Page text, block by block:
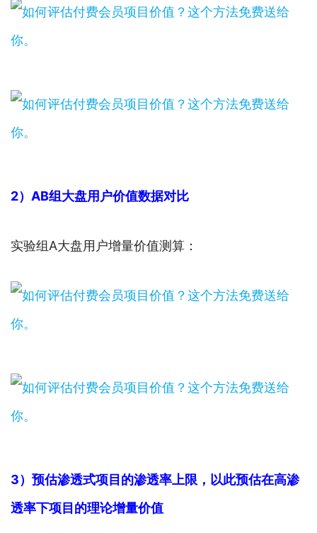
2）AB组大盘用户价值数据对比
实验组A大盘用户增量价值测算：
3）预估渗透式项目的渗透率上限，以此预估在高渗
透率下项目的理论增量价值